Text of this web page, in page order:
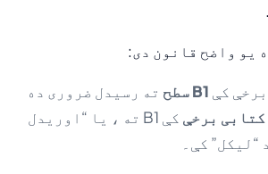
یو واضح قانون دی:
برخې کې B1 سطح
ته رسیدل ضروری ده
کتابی برخې
کې B1 ته ، یا “اوریدل
د “لیکل” کې۔